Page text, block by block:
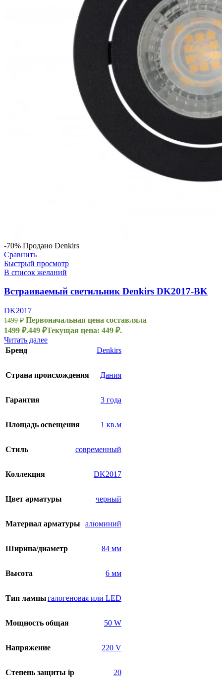
-70% Продано Denkirs
Сравнить
Быстрый просмотр
В список желаний
Встраиваемый светильник Denkirs DK2017-BK
DK2017
1499₽ Первоначальная цена составляла
1499 ₽.449 ₽Текущая цена: 449 ₽.
Читать далее
Бренд
Denkirs
Страна происхождения Дания
Гарантия 3 года
Площадь освещения 1 кв.м
Стиль современный
Коллекция DK2017
Цвет арматуры черный
Материал арматуры алюминий
Ширина/диаметр 84 мм
Высота 6 мм
Тип лампыгалогеновая или LED
Мощность общая 50 W
Напряжение 220 V
Степень защиты ip 20